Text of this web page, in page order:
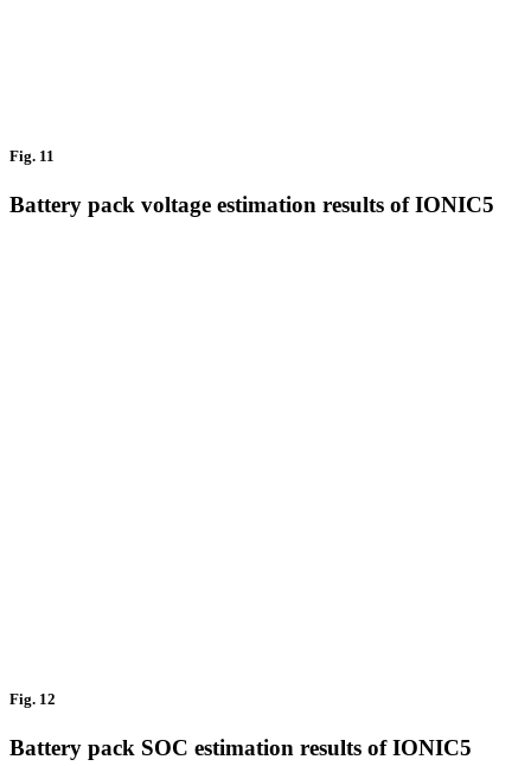
Fig. 11
Battery pack voltage estimation results of IONIC5
Fig. 12
Battery pack SOC estimation results of IONIC5